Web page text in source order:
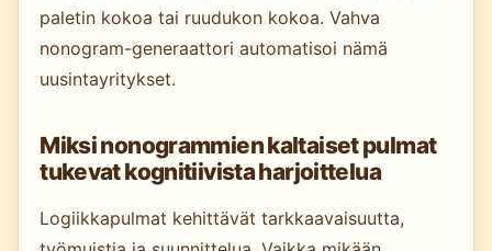
paletin kokoa tai ruudukon kokoa. Vahva
nonogram-generaattori automatisoi nämä
uusintayritykset.
Miksi nonogrammien kaltaiset pulmat
tukevat kognitiivista harjoittelua
Logiikkapulmat kehittävät tarkkaavaisuutta,